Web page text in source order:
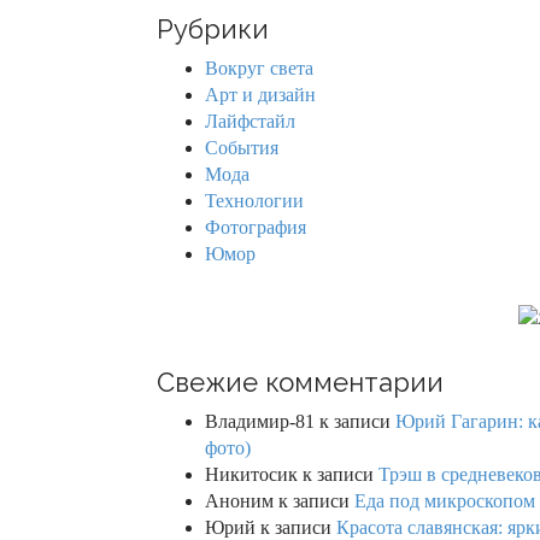
c
Рубрики
Вокруг света
Арт и дизайн
Лайфстайл
События
Мода
Технологии
Фотография
Юмор
Свежие комментарии
Владимир-81 к записи Юрий Гагарин:
фото)
Никитосик к записи Трэш в
Аноним к записи Еда под микроскопом
Юрий к записи Красота славянская: